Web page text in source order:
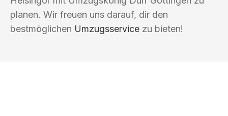
planen. Wir freuen uns darauf, dir den
bestmöglichen Umzugsservice zu bieten!